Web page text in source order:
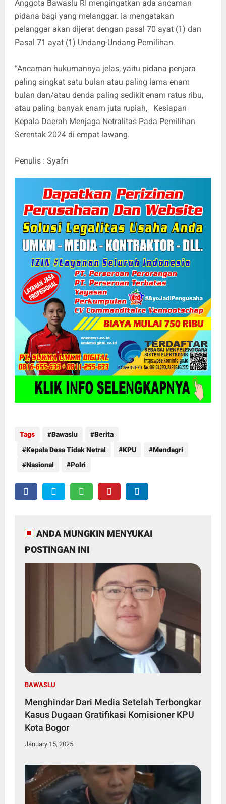
Anggota Bawaslu RI mengingatkan ada ancaman
pidana bagi yang melanggar. Ia mengatakan
pelanggar akan dijerat dengan pasal 70 ayat (1) dan
Pasal 71 ayat (1) Undang-Undang Pemilihan.
“Ancaman hukumannya jelas, yaitu pidana penjara
paling singkat satu bulan atau paling lama enam
bulan dan/atau denda paling sedikit enam ratus ribu,
atau paling banyak enam juta rupiah, Kesiapan
Kepala Daerah Menjaga Netralitas Pada Pemilihan
Serentak 2024 di empat lawang.
Penulis : Syafri
Tags Bawaslu
Berita
Kepala Desa Tidak Netral
KPU
Mendagri
Nasional
Polri
ANDA MUNGKIN MENYUKAI
POSTINGAN INI
BAWASLU
Menghindar Dari Media Setelah Terbongkar
Kasus Dugaan Gratifikasi Komisioner KPU
Kota Bogor
January 15, 2025